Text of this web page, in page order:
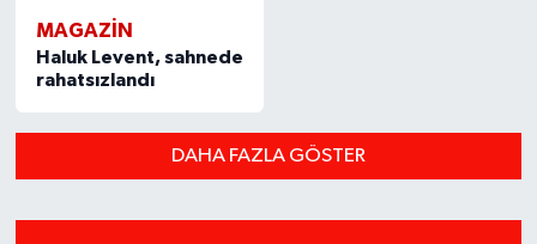
MAGAZIN
Haluk Levent, sahnede
rahatsızlandı
DAHA FAZLA GÖSTER